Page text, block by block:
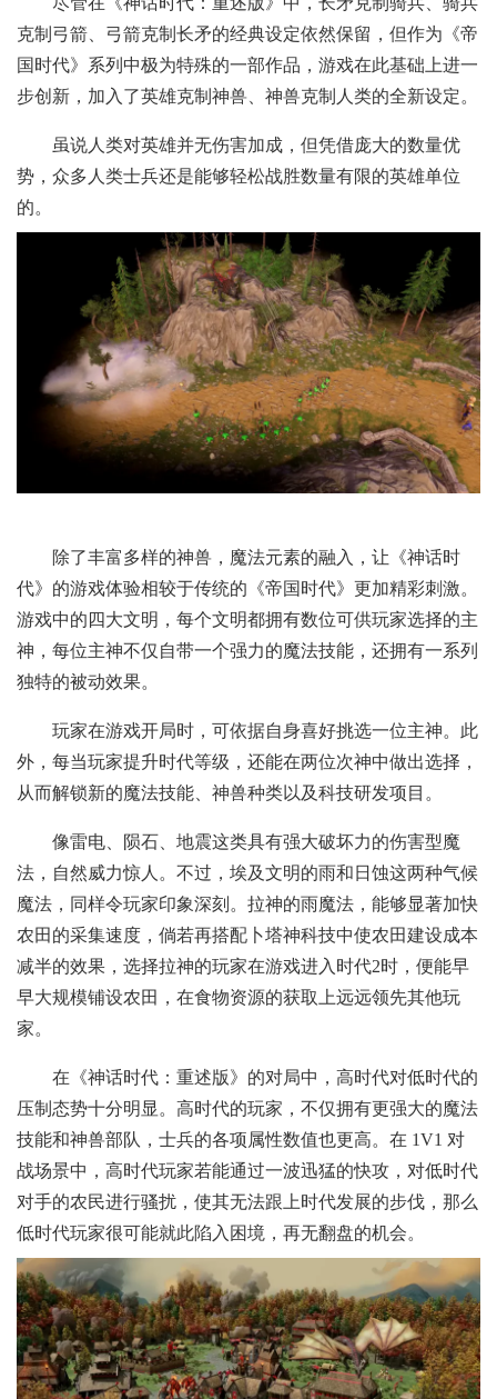
克制弓箭、弓箭克制长矛的经典设定依然保留，但作为《帝
国时代》系列中极为特殊的一部作品，游戏在此基础上进一
步创新，加入了英雄克制神兽、神兽克制人类的全新设定。
虽说人类对英雄并无伤害加成，但凭借庞大的数量优
势，众多人类士兵还是能够轻松战胜数量有限的英雄单位
的。
除了丰富多样的神兽，魔法元素的融入，让《神话时
代》的游戏体验相较于传统的《帝国时代》更加精彩刺激。
游戏中的四大文明，每个文明都拥有数位可供玩家选择的主
神，每位主神不仅自带一个强力的魔法技能，还拥有一系列
独特的被动效果。
玩家在游戏开局时，可依据自身喜好挑选一位主神。此
外，每当玩家提升时代等级，还能在两位次神中做出选择，
从而解锁新的魔法技能、神兽种类以及科技研发项目。
像雷电、陨石、地震这类具有强大破坏力的伤害型魔
法，自然威力惊人。不过，埃及文明的雨和日蚀这两种气候
魔法，同样令玩家印象深刻。拉神的雨魔法，能够显著加快
农田的采集速度，倘若再搭配卜塔神科技中使农田建设成本
减半的效果，选择拉神的玩家在游戏进入时代2时，便能早
早大规模铺设农田，在食物资源的获取上远远领先其他玩
家。
在《神话时代：重述版》的对局中，高时代对低时代的
压制态势十分明显。高时代的玩家，不仅拥有更强大的魔法
技能和神兽部队，士兵的各项属性数值也更高。在 1V1 对
战场景中，高时代玩家若能通过一波迅猛的快攻，对低时代
对手的农民进行骚扰，使其无法跟上时代发展的步伐，那么
低时代玩家很可能就此陷入困境，再无翻盘的机会。